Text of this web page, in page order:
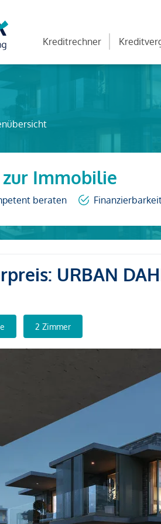
Kreditrechner
Immobilie
beraten
URBAN
2 Zimmer